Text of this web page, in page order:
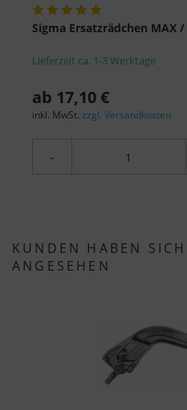
Sigma Ersatzrädchen MAX
Lieferzeit ca. 1-3 Werktage
ab 17,10 €
inkl. MwSt. zzgl. Versandkosten
-
KUNDEN HABEN
ANGESEHEN